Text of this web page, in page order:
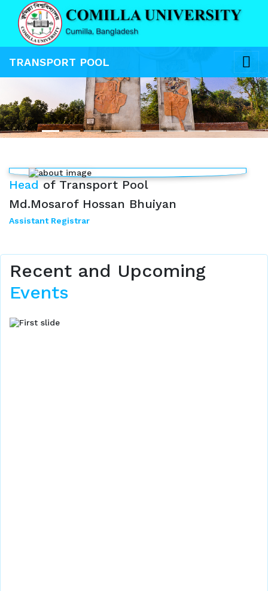
TRANSPORT POOL
Next
Head of Transport Pool
Md.Mosarof Hossan Bhuiyan
Assistant Registrar
Recent and Upcoming
Events